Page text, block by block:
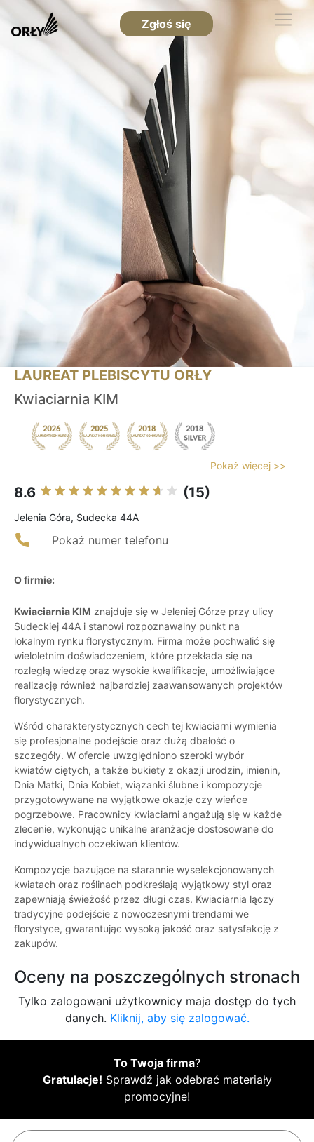
Zgłoś się
LAUREAT PLEBISCYTU ORŁY
Kwiaciarnia KIM
Pokaż więcej >>
8.6 (15)
Jelenia Góra, Sudecka 44A
Pokaż numer telefonu
O firmie:
Kwiaciarnia KIM znajduje się w Jeleniej Górze przy ulicy
Sudeckiej 44A i stanowi rozpoznawalny punkt na
lokalnym rynku florystycznym. Firma może pochwalić się
wieloletnim doświadczeniem, które przekłada się na
rozległą wiedzę oraz wysokie kwalifikacje, umożliwiające
realizację również najbardziej zaawansowanych projektów
florystycznych.
Wśród charakterystycznych cech tej kwiaciarni wymienia
się profesjonalne podejście oraz dużą dbałość o
szczegóły. W ofercie uwzględniono szeroki wybór
kwiatów ciętych, a także bukiety z okazji urodzin, imienin,
Dnia Matki, Dnia Kobiet, wiązanki ślubne i kompozycje
przygotowywane na wyjątkowe okazje czy wieńce
pogrzebowe. Pracownicy kwiaciarni angażują się w każde
zlecenie, wykonując unikalne aranżacje dostosowane do
indywidualnych oczekiwań klientów.
Kompozycje bazujące na starannie wyselekcjonowanych
kwiatach oraz roślinach podkreślają wyjątkowy styl oraz
zapewniają świeżość przez długi czas. Kwiaciarnia łączy
tradycyjne podejście z nowoczesnymi trendami we
florystyce, gwarantując wysoką jakość oraz satysfakcję z
zakupów.
Oceny na poszczególnych stronach
Tylko zalogowani użytkownicy maja dostęp do tych
danych. Kliknij, aby się zalogować.
To Twoja firma?
Gratulacje! Sprawdź jak odebrać materiały
promocyjne!